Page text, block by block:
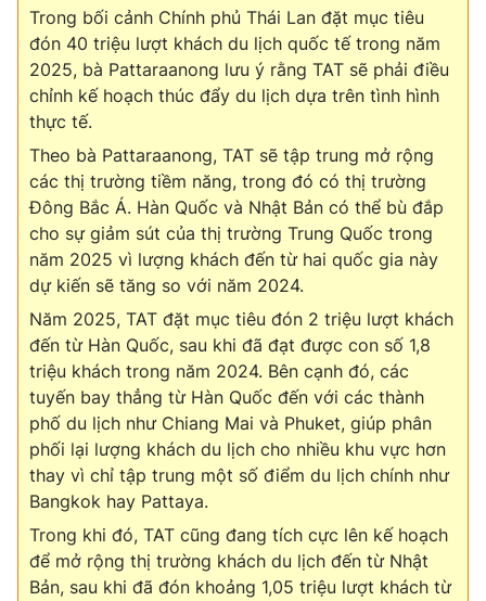
thông tin từ website này.
Trong bối cảnh Chính phủ Thái Lan đặt mục tiêu
đón 40 triệu lượt khách du lịch quốc tế trong năm
2025, bà Pattaraanong lưu ý rằng TAT sẽ phải điều
chỉnh kế hoạch thúc đẩy du lịch dựa trên tình hình
thực tế.
Theo bà Pattaraanong, TAT sẽ tập trung mở rộng
các thị trường tiềm năng, trong đó có thị trường
Đông Bắc Á. Hàn Quốc và Nhật Bản có thể bù đắp
cho sự giảm sút của thị trường Trung Quốc trong
năm 2025 vì lượng khách đến từ hai quốc gia này
dự kiến sẽ tăng so với năm 2024.
Năm 2025, TAT đặt mục tiêu đón 2 triệu lượt khách
đến từ Hàn Quốc, sau khi đã đạt được con số 1,8
triệu khách trong năm 2024. Bên cạnh đó, các
tuyến bay thẳng từ Hàn Quốc đến với các thành
phố du lịch như Chiang Mai và Phuket, giúp phân
phối lại lượng khách du lịch cho nhiều khu vực hơn
thay vì chỉ tập trung một số điểm du lịch chính như
Bangkok hay Pattaya.
Trong khi đó, TAT cũng đang tích cực lên kế hoạch
để mở rộng thị trường khách du lịch đến từ Nhật
Bản, sau khi đã đón khoảng 1,05 triệu lượt khách từ